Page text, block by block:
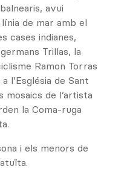
avui
de mar amb el
cases indianes,
Trillas, la
Ramon Torras
l’Església de Sant
de l’artista
la Coma-ruga
i els menors de